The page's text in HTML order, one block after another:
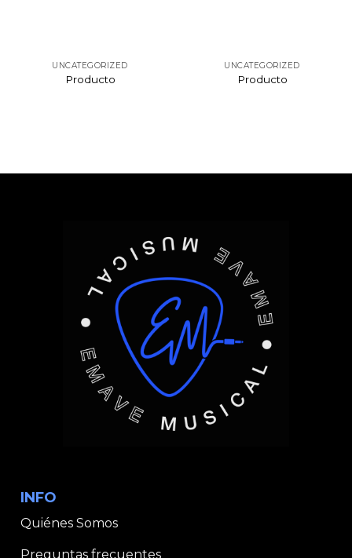
UNCATEGORIZED
Producto
UNCATEGORIZED
Producto
INFO
Quiénes Somos
Preguntas frecuentes